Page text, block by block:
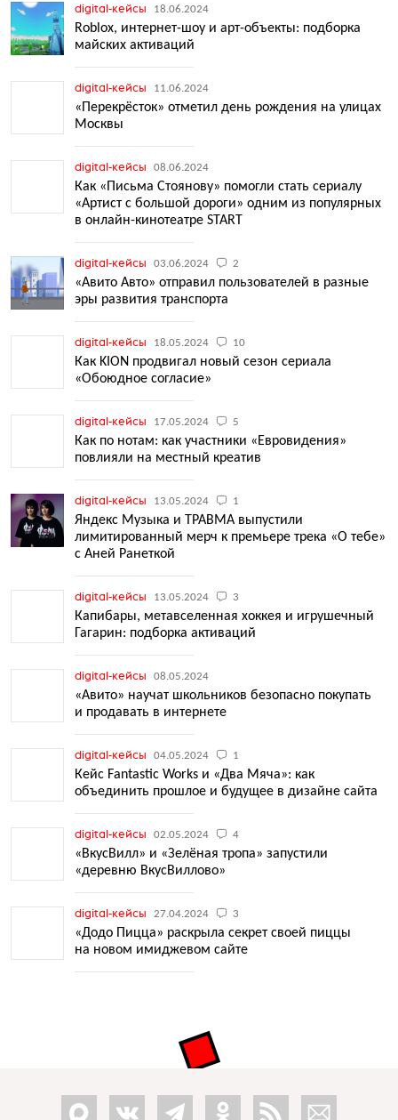
digital-кейсы 18.06.2024
Roblox, интернет-шоу и арт-объекты: подборка
майских активаций
digital-кейсы 11.06.2024
«Перекрёсток» отметил день рождения на улицах
Москвы
digital-кейсы 08.06.2024
Как «Письма Стоянову» помогли стать сериалу
«Артист с большой дороги» одним из популярных
в онлайн-кинотеатре START
digital-кейсы 03.06.2024 2
«Авито Авто» отправил пользователей в разные
эры развития транспорта
digital-кейсы 18.05.2024 10
Как KION продвигал новый сезон сериала
«Обоюдное согласие»
digital-кейсы 17.05.2024 5
Как по нотам: как участники «Евровидения»
повлияли на местный креатив
digital-кейсы 13.05.2024 1
Яндекс Музыка и ТРАВМА выпустили
лимитированный мерч к премьере трека «О тебе»
с Аней Ранеткой
digital-кейсы 13.05.2024 3
Капибары, метавселенная хоккея и игрушечный
Гагарин: подборка активаций
digital-кейсы 08.05.2024
«Авито» научат школьников безопасно покупать
и продавать в интернете
digital-кейсы 04.05.2024 1
Кейс Fantastic Works и «Два Мяча»: как
объединить прошлое и будущее в дизайне сайта
digital-кейсы 02.05.2024 4
«ВкусВилл» и «Зелёная тропа» запустили
«деревню ВкусВиллово»
digital-кейсы 27.04.2024 3
«Додо Пицца» раскрыла секрет своей пиццы
на новом имиджевом сайте